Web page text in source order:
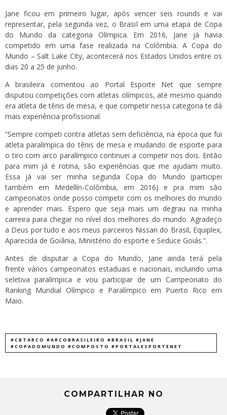
Jane ficou em primeiro lugar, após vencer seis rounds e vai
representar, pela segunda vez, o Brasil em uma etapa de Copa
do Mundo da categoria Olímpica. Em 2016, Jane já havia
competido em uma fase realizada na Colômbia. A Copa do
Mundo – Salt Lake City, acontecerá nos Estados Unidos entre os
dias 20 a 25 de junho.
A brasileira comentou ao Portal Esporte Net que sempre
disputou competições com atletas olímpicos, até mesmo quando
era atleta de tênis de mesa, e que competir nessa categoria te dá
mais experiência profissional.
“Sempre competi contra atletas sem deficiência, na época que fui
atleta paralímpica do tênis de mesa e mudando de esporte para
o tiro com arco paralímpico continuei a competir nos dois. Então
para mim já é rotina, são experiências que me ajudam muito.
Essa já vai ser minha segunda Copa do Mundo (participei
também em Medellín-Colômbia, em 2016) e pra mim são
campeonatos onde posso competir com os melhores do mundo
e aprender mais. Espero que seja mais um degrau na minha
carreira para chegar no nível dos melhores do mundo. Agradeço
a Deus por tudo e aos meus parceiros Nissan do Brasil, Equiplex,
Aparecida de Goiânia, Ministério do esporte e Seduce Goiás.”.
Antes de disputar a Copa do Mundo, Jane ainda terá pela
frente vários campeonatos estaduais e nacionais, incluindo uma
seletiva paralímpica e vou participar de um Campeonato do
Ranking Mundial Olímpico e Paralímpico em Puerto Rico em
Maio.
#CBTARCO #ARCOBRASILEIRO #BRASIL #JANE
#COPADOMUNDO #COMPOSTO #PORTALESPORTENET
COMPARTILHAR NO